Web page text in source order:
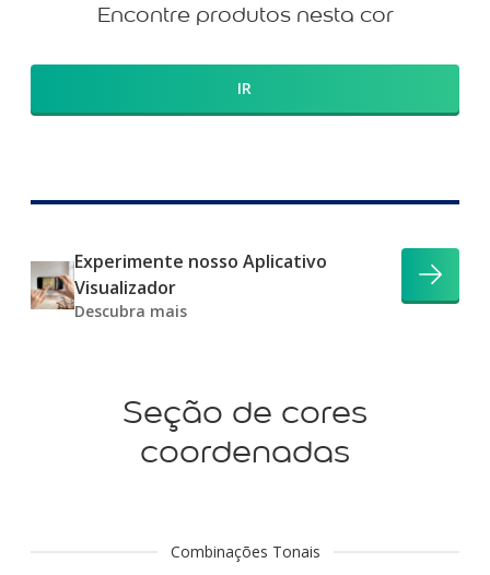
Encontre produtos nesta cor
IR
Experimente nosso Aplicativo
Visualizador
Descubra mais
Seção de cores
coordenadas
Combinações Tonais